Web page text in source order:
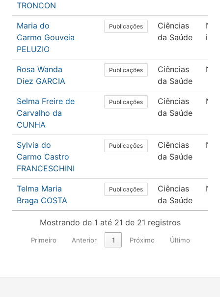
TRONCON
Maria do
Carmo Gouveia
PELUZIO
Publicações
Ciências
da Saúde
Rosa Wanda
Diez GARCIA
Publicações
Ciências
da Saúde
Selma Freire de
Carvalho da
CUNHA
Publicações
Ciências
da Saúde
Sylvia do
Carmo Castro
FRANCESCHINI
Publicações
Ciências
da Saúde
Telma Maria
Braga COSTA
Publicações
Ciências
da Saúde
Mostrando de 1 até 21 de 21 registros
Primeiro Anterior 1 Próximo Último